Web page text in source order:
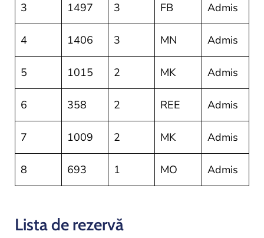
3 1497 3 FB Admis
4 1406 3 MN Admis
5 1015 2 MK Admis
6 358 2 REE Admis
7 1009 2 MK Admis
8 693 1 MO Admis
Lista de rezervă